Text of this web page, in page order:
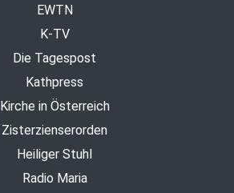
EWTN
K-TV
Die Tagespost
Kathpress
Kirche in Österreich
Zisterzienserorden
Heiliger Stuhl
Radio Maria